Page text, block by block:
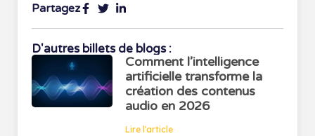
Partagez
D'autres billets de blogs :
Comment l’intelligence
artificielle transforme la
création des contenus
audio en 2026
Lire l'article